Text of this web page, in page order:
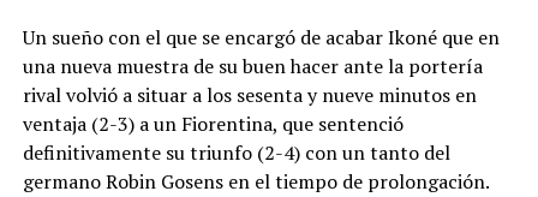
Un sueño con el que se encargó de acabar Ikoné que en
una nueva muestra de su buen hacer ante la portería
rival volvió a situar a los sesenta y nueve minutos en
ventaja (2-3) a un Fiorentina, que sentenció
definitivamente su triunfo (2-4) con un tanto del
germano Robin Gosens en el tiempo de prolongación.